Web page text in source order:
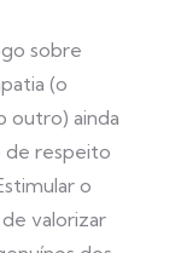
sobre
(o
outro) ainda
de respeito
o
valorizar